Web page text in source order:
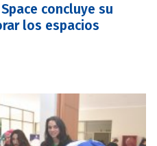
concluye su
los espacios